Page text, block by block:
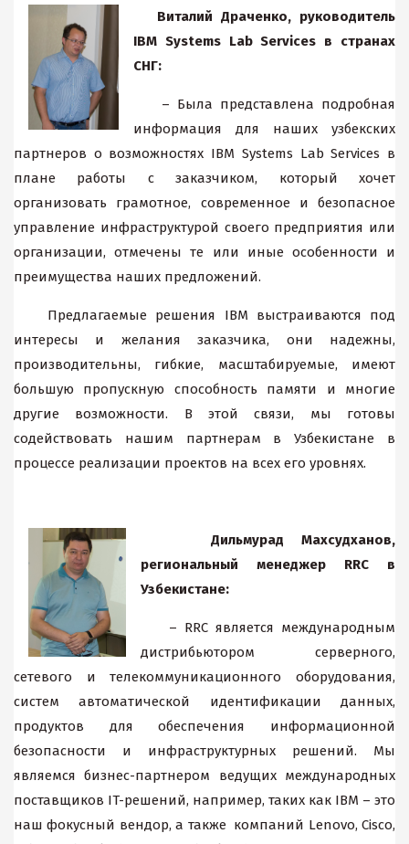
Виталий Драченко, руководитель
IBM Systems Lab Services в странах
СНГ:
– Была представлена подробная
информация для наших узбекских
партнеров о возможностях IBM Systems Lab Services в
плане работы с заказчиком, который хочет
организовать грамотное, современное и безопасное
управление инфраструктурой своего предприятия или
организации, отмечены те или иные особенности и
преимущества наших предложений.
Предлагаемые решения IBM выстраиваются под
интересы и желания заказчика, они надежны,
производительны, гибкие, масштабируемые, имеют
большую пропускную способность памяти и многие
другие возможности. В этой связи, мы готовы
содействовать нашим партнерам в Узбекистане в
процессе реализации проектов на всех его уровнях.
Дильмурад Махсудханов,
региональный менеджер RRC в
Узбекистане:
– RRC является международным
дистрибьютором серверного,
сетевого и телекоммуникационного оборудования,
систем автоматической идентификации данных,
продуктов для обеспечения информационной
безопасности и инфраструктурных решений. Мы
являемся бизнес-партнером ведущих международных
поставщиков IT-решений, например, таких как IBM – это
наш фокусный вендор, а также компаний Lenovo, Cisco,